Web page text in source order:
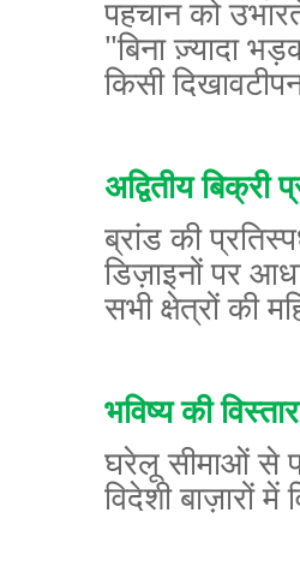
पहचान को
"बिना ज़्यादा
किसी
अद्वितीय बिक्री
ब्रांड की
डिज़ाइनों पर
सभी क्षेत्रों की
भविष्य की
घरेलू सीमाओं से
विदेशी बाज़ारों